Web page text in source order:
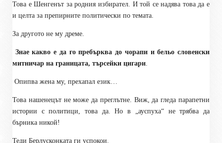
Това е Шенгенът за родния избирател. И той се надява това да е
и целта за препирните политически по темата.
За другото не му дреме.
Знае какво е да го пребърква до чорапи и бельо словенски
митничар на границата, търсейки цигари.
Опипва жена му, прехапал език…
Това нашенецът не може да преглътне. Виж, да гледа парапетни
истории с политици, това да. Но в „ауспуха“ не трябва да
бърника никой!
Теди Берлусконката ги успокои.